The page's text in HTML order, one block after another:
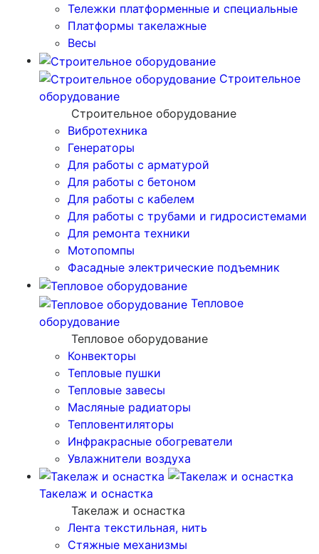
Тележки платформенные и специальные
Платформы такелажные
Весы
Строительное
оборудование
Строительное оборудование
Вибротехника
Генераторы
Для работы с арматурой
Для работы с бетоном
Для работы с кабелем
Для работы с трубами и гидросистемами
Для ремонта техники
Мотопомпы
Фасадные электрические подъемник
Тепловое
оборудование
Тепловое оборудование
Конвекторы
Тепловые пушки
Тепловые завесы
Масляные радиаторы
Тепловентиляторы
Инфракрасные обогреватели
Увлажнители воздуха
Такелаж и оснастка
Такелаж и оснастка
Лента текстильная, нить
Стяжные механизмы